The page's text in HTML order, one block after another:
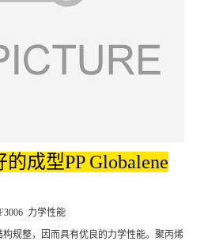
成型PP Globalene
力学性能
规整，因而具有优良的力学性能。聚丙烯